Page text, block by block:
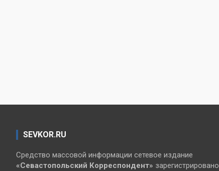
SEVKOR.RU
Средство массовой информации сетевое издание
«Севастопольский Корреспондент» зарегистрировано